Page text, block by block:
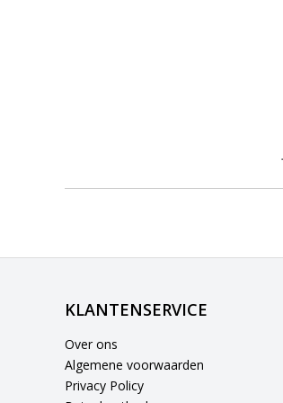
KLANTENSERVICE
Over ons
Algemene voorwaarden
Privacy Policy